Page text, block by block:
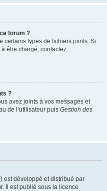
forum ?
certains types de fichiers joints. Si
être chargé, contactez
?
avez joints à vos messages et
de l’utilisateur puis Gestion des
est développé et distribué par
Il est publié sous la licence